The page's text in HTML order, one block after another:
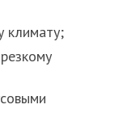
климату;